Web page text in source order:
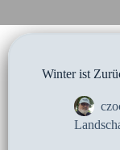
Winter ist